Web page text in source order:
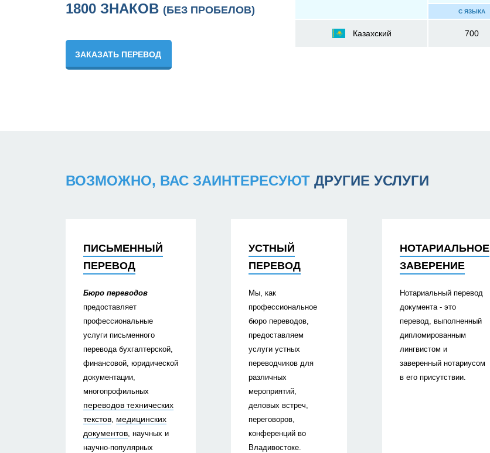
1800 ЗНАКОВ (БЕЗ ПРОБЕЛОВ)
ЗАКАЗАТЬ ПЕРЕВОД
С ЯЗЫКА
Казахский 700
ВОЗМОЖНО, ВАС ЗАИНТЕРЕСУЮТ ДРУГИЕ УСЛУГИ
ПИСЬМЕННЫЙ
ПЕРЕВОД
Бюро переводов
предоставляет
профессиональные
услуги письменного
перевода бухгалтерской,
финансовой, юридической
документации,
многопрофильных
переводов технических
текстов, медицинских
документов, научных и
научно-популярных
УСТНЫЙ
ПЕРЕВОД
Мы, как
профессиональное
бюро переводов,
предоставляем
услуги устных
переводчиков для
различных
мероприятий,
деловых встреч,
переговоров,
конференций во
Владивостоке.
НОТАРИАЛЬНОЕ
ЗАВЕРЕНИЕ
Нотариальный перевод
документа - это
перевод, выполненный
дипломированным
лингвистом и
заверенный нотариусом
в его присутствии.